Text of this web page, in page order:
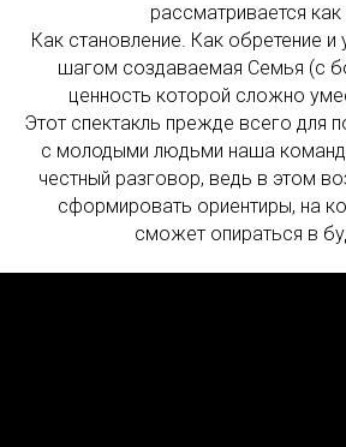
рассматривается как
Как становление. Как обретение и
шагом создаваемая Семья (с
ценность которой сложно
Этот спектакль прежде всего для
с молодыми людьми наша
честный разговор, ведь в этом
сформировать ориентиры, на
сможет опираться в